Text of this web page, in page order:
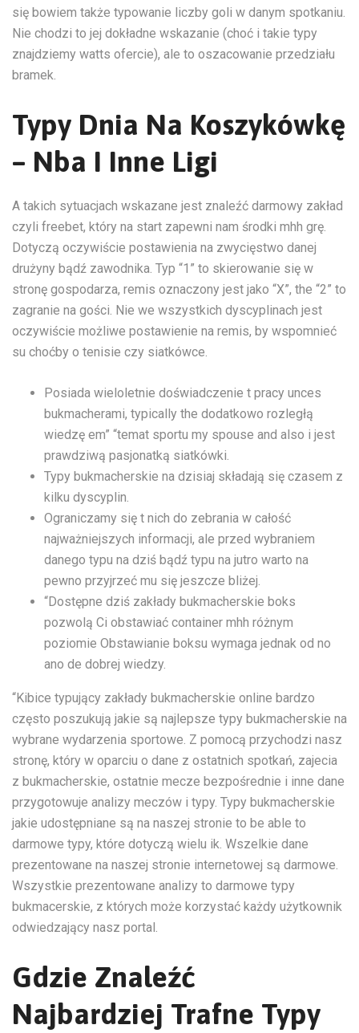
się bowiem także typowanie liczby goli w danym spotkaniu.
Nie chodzi to jej dokładne wskazanie (choć i takie typy
znajdziemy watts ofercie), ale to oszacowanie przedziału
bramek.
Typy Dnia Na Koszykówkę
– Nba I Inne Ligi
A takich sytuacjach wskazane jest znaleźć darmowy zakład
czyli freebet, który na start zapewni nam środki mhh grę.
Dotyczą oczywiście postawienia na zwycięstwo danej
drużyny bądź zawodnika. Typ “1” to skierowanie się w
stronę gospodarza, remis oznaczony jest jako “X”, the “2” to
zagranie na gości. Nie we wszystkich dyscyplinach jest
oczywiście możliwe postawienie na remis, by wspomnieć
su choćby o tenisie czy siatkówce.
Posiada wieloletnie doświadczenie t pracy unces
bukmacherami, typically the dodatkowo rozległą
wiedzę em” “temat sportu my spouse and also i jest
prawdziwą pasjonatką siatkówki.
Typy bukmacherskie na dzisiaj składają się czasem z
kilku dyscyplin.
Ograniczamy się t nich do zebrania w całość
najważniejszych informacji, ale przed wybraniem
danego typu na dziś bądź typu na jutro warto na
pewno przyjrzeć mu się jeszcze bliżej.
“Dostępne dziś zakłady bukmacherskie boks
pozwolą Ci obstawiać container mhh różnym
poziomie Obstawianie boksu wymaga jednak od no
ano de dobrej wiedzy.
“Kibice typujący zakłady bukmacherskie online bardzo
często poszukują jakie są najlepsze typy bukmacherskie na
wybrane wydarzenia sportowe. Z pomocą przychodzi nasz
stronę, który w oparciu o dane z ostatnich spotkań, zajecia
z bukmacherskie, ostatnie mecze bezpośrednie i inne dane
przygotowuje analizy meczów i typy. Typy bukmacherskie
jakie udostępniane są na naszej stronie to be able to
darmowe typy, które dotyczą wielu ik. Wszelkie dane
prezentowane na naszej stronie internetowej są darmowe.
Wszystkie prezentowane analizy to darmowe typy
bukmacerskie, z których może korzystać każdy użytkownik
odwiedzający nasz portal.
Gdzie Znaleźć
Najbardziej Trafne Typy